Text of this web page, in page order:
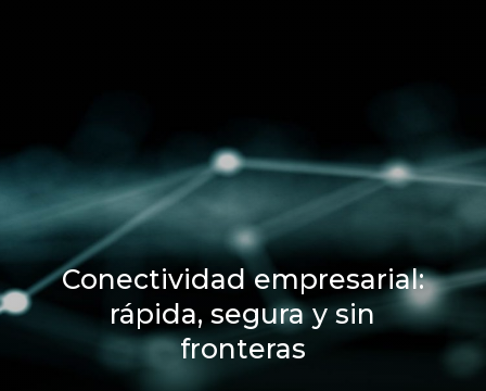
Conectividad empresarial:
rápida, segura y sin
fronteras